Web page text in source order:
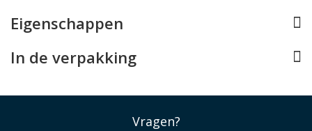
kan staan om bijvoorbeeld naar uw favoriete serie te
Eigenschappen
In de verpakking
Vragen?